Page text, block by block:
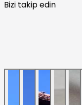
Bizi takip edin